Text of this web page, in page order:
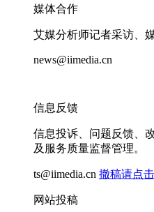
媒体合作
艾媒分析师记者采访、
news@iimedia.cn
信息反馈
信息投诉、问题反馈、
及服务质量监督管理。
ts@iimedia.cn 撤稿请点
网站投稿